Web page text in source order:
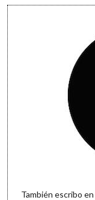
También escribo en